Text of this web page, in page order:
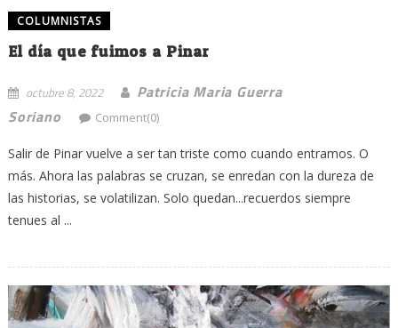
COLUMNISTAS
El día que fuimos a Pinar
octubre 8, 2022
Patricia Maria Guerra
Soriano
Comment(0)
Salir de Pinar vuelve a ser tan triste como cuando entramos. O
más. Ahora las palabras se cruzan, se enredan con la dureza de
las historias, se volatilizan. Solo quedan...recuerdos siempre
tenues al ...